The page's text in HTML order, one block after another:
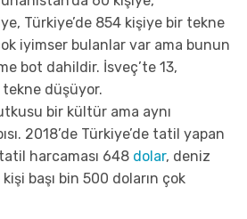
Türkiye’de 854 kişiye bir tekne
iyimser bulanlar var ama bunun
bot dahildir. İsveç’te 13,
tekne düşüyor.
bir kültür ama aynı
2018’de Türkiye’de tatil yapan
harcaması 648 dolar, deniz
başı bin 500 doların çok